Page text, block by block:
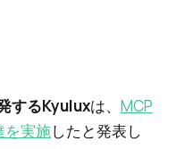
するKyuluxは、 MCP
を実施したと発表し